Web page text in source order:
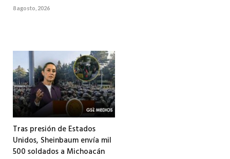
8 agosto, 2026
Tras presión de Estados
Unidos, Sheinbaum envía mil
500 soldados a Michoacán